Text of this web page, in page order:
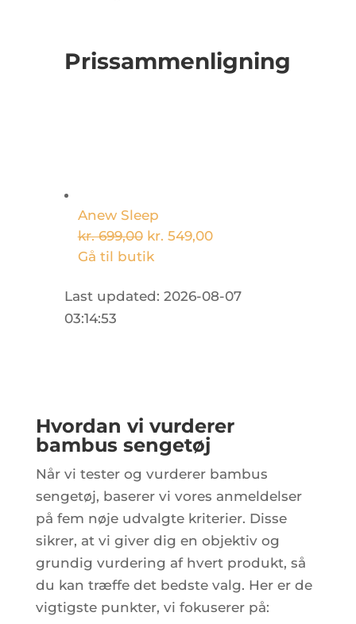
Prissammenligning
Anew Sleep
kr. 699,00 kr. 549,00
Gå til butik
Last updated: 2026-08-07
03:14:53
Hvordan vi vurderer
bambus sengetøj
Når vi tester og vurderer bambus
sengetøj, baserer vi vores anmeldelser
på fem nøje udvalgte kriterier. Disse
sikrer, at vi giver dig en objektiv og
grundig vurdering af hvert produkt, så
du kan træffe det bedste valg. Her er de
vigtigste punkter, vi fokuserer på: